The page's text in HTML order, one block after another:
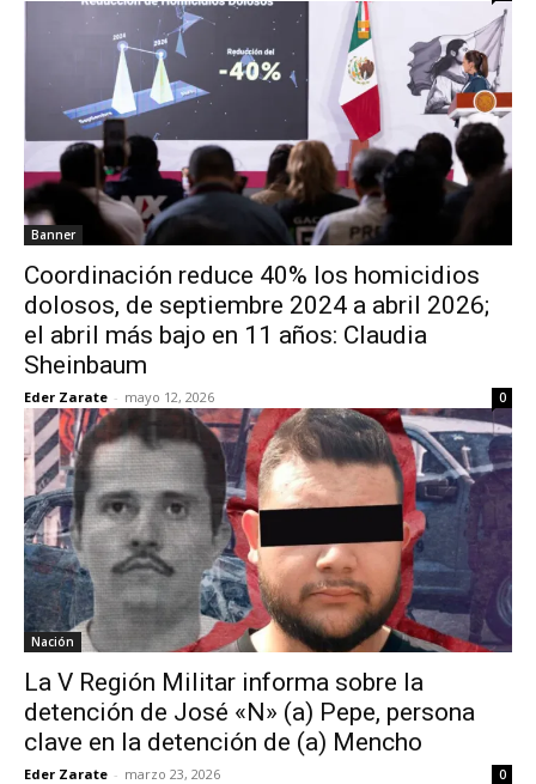
Banner
Coordinación reduce 40% los homicidios
dolosos, de septiembre 2024 a abril 2026;
el abril más bajo en 11 años: Claudia
Sheinbaum
Eder Zarate - mayo 12, 2026 0
Nación
La V Región Militar informa sobre la
detención de José «N» (a) Pepe, persona
clave en la detención de (a) Mencho
Eder Zarate - marzo 23, 2026 0